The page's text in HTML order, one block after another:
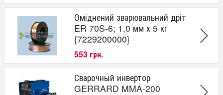
Оміднений зварювальний дріт
ER 70S-6; 1,0 мм х 5 кг
{7229200000}
553 грн.
Сварочный инвертор
GERRARD MMA-200